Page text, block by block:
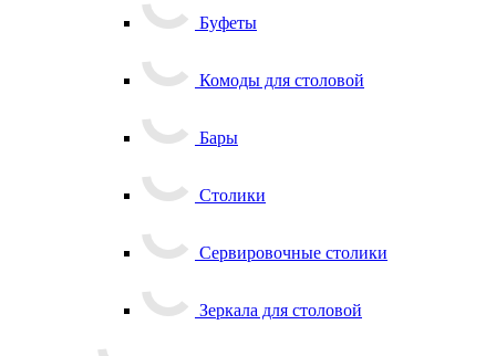
Буфеты
Комоды для столовой
Бары
Столики
Сервировочные столики
Зеркала для столовой